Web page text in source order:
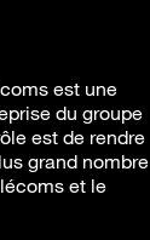
est une
du groupe
est de rendre
grand nombre
et le